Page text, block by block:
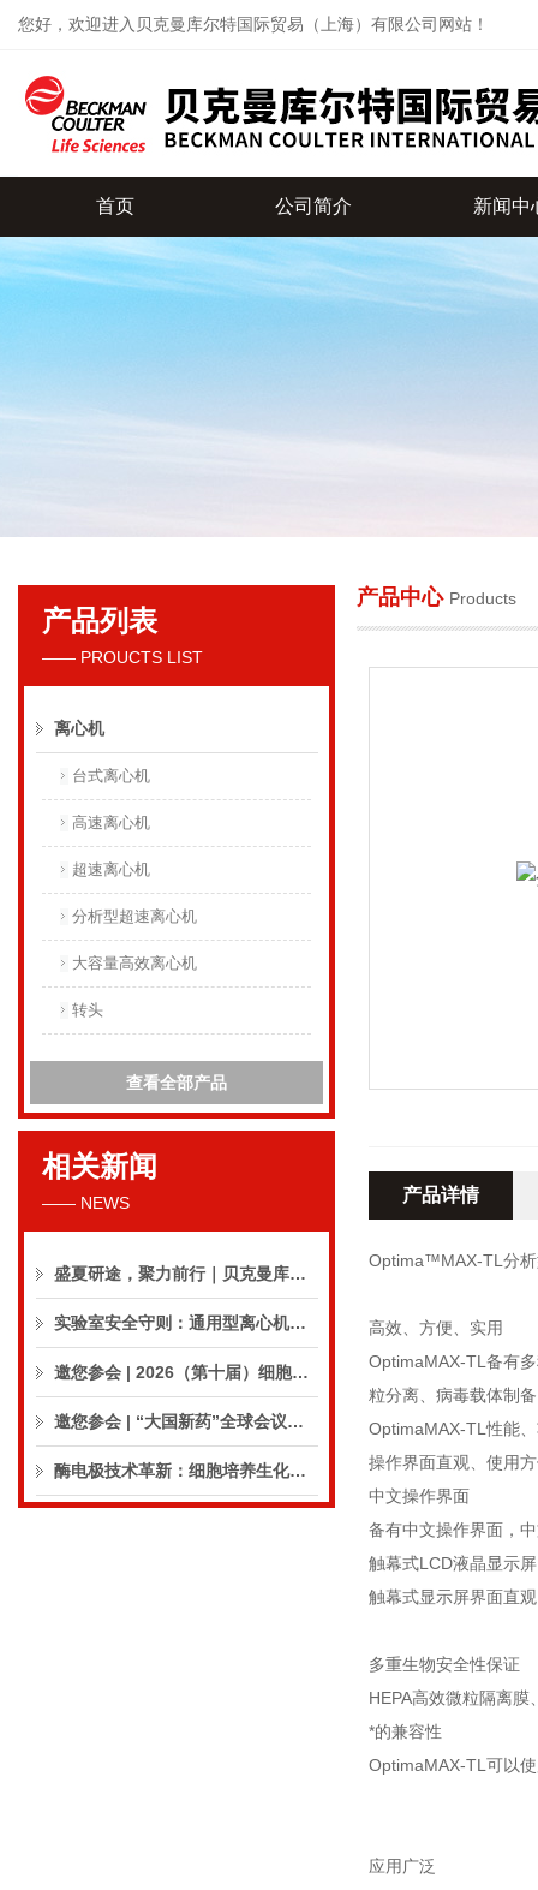
您好，欢迎进入贝克曼库尔特国际贸易（上海）有限公司网站！
贝克曼库尔特国际贸易（上海）有限公司
首页 公司简介 新闻中
产品列表
—— PROUCTS LIST
离心机
台式离心机
高速离心机
超速离心机
分析型超速离心机
大容量高效离心机
转头
查看全部产品
相关新闻
—— NEWS
盛夏研途，聚力前行｜贝克曼库尔特生命科学8月活动预告
实验室安全守则：通用型离心机操作与保养的10个要点
邀您参会 | 2026（第十届）细胞外囊泡合规与临床应用大会
邀您参会 | “大国新药”全球会议（CPIC2026）
酶电极技术革新：细胞培养生化分析仪实现精准在线监测
产品中心 Products
产品详情
Optima™MAX-TL分
高效、方便、实用
OptimaMAX-TL备有
粒分离、病毒载体制
OptimaMAX-TL性能
操作界面直观、使用
中文操作界面
备有中文操作界面，
触幕式LCD液晶显示
触幕式显示屏界面直
多重生物安全性保证
HEPA高效微粒隔离
*的兼容性
OptimaMAX-TL可以
应用广泛